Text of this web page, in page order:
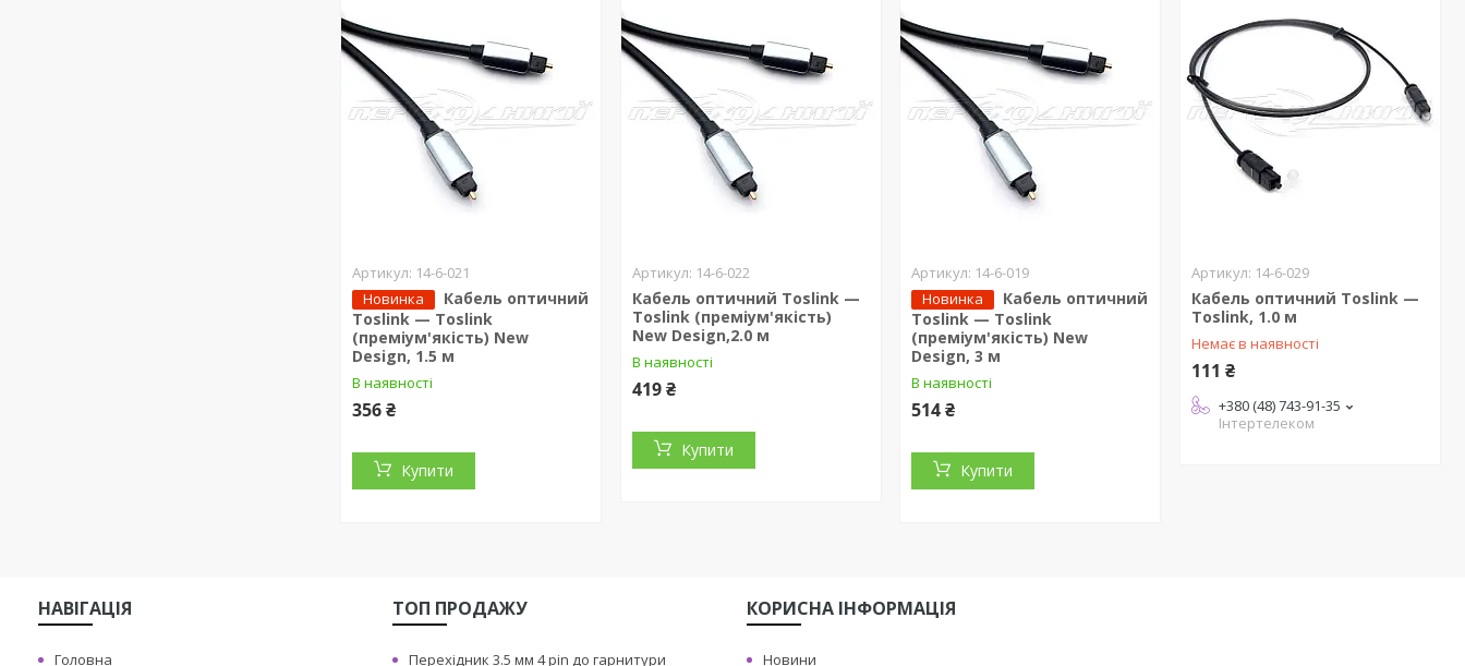
14-6-021
Новинка
Кабель оптичний
Toslink — Toslink
(преміум'якість) New
Design, 1.5 м
В наявності
356 ₴
Купити
14-6-022
Кабель оптичний Toslink —
Toslink (преміум'якість)
New Design,2.0 м
В наявності
419 ₴
Купити
14-6-019
Новинка
Кабель оптичний
Toslink — Toslink
(преміум'якість) New
Design, 3 м
В наявності
514 ₴
Купити
14-6-029
Кабель оптичний Toslink —
Toslink, 1.0 м
Немає в наявності
111 ₴
+380 (48) 743-91-35
Інтертелеком
НАВIГАЦIЯ
Головна
ТОП ПРОДАЖУ
Перехiдник 3.5 мм 4 pin до гарнитури
КОРИСНА IНФОРМАЦIЯ
Новини